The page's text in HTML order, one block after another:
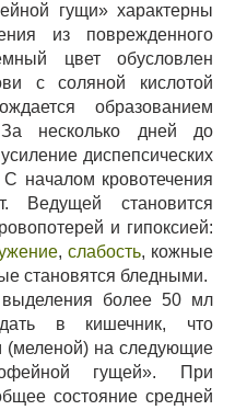
гущи» характерны
из поврежденного
цвет обусловлен
с соляной кислотой
образованием
За несколько дней до
диспепсических
началом кровотечения
Ведущей становится
и гипоксией:
, слабость, кожные
становятся бледными.
более 50 мл
в кишечник, что
(меленой) на следующие
гущей». При
состояние средней